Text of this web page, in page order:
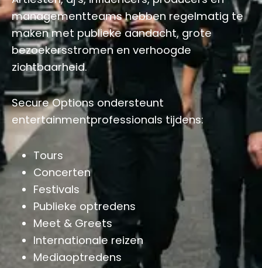
managementteams hebben regelmatig te
maken met publieke aandacht, grote
bezoekersstromen en verhoogde
zichtbaarheid.
Secure Options ondersteunt
entertainmentprofessionals tijdens:
Tours
Concerten
Festivals
Publieke optredens
Meet & Greets
Internationale reizen
Mediaoptredens